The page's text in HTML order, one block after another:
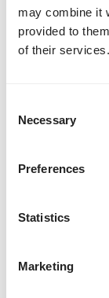
may combine it
provided to
of their services.
Selection
Necessary
Preferences
Statistics
Marketing